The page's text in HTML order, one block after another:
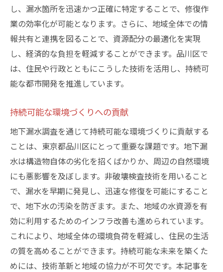
し、漏水箇所を迅速かつ正確に特定することで、修復作
業の効率化が可能となります。さらに、地域全体での情
報共有と連携を図ることで、資源配分の最適化を実現
し、経済的な負担を軽減することができます。品川区で
は、住民や行政とともにこうした技術を活用し、持続可
能な都市開発を推進しています。
持続可能な環境づくりへの貢献
地下漏水調査を通じて持続可能な環境づくりに貢献する
ことは、東京都品川区にとって重要な課題です。地下漏
水は構造物自体の劣化を招くばかりか、周辺の自然環境
にも悪影響を及ぼします。非破壊検査技術を用いること
で、漏水を早期に発見し、迅速な修復を可能にすること
で、地下水の汚染を防ぎます。また、地域の水資源を有
効に利用するためのインフラ改善も進められています。
これにより、地域全体の環境負荷を軽減し、住民の生活
の質を高めることができます。持続可能な未来を築くた
めには、技術革新と地域の協力が不可欠です。本記事を